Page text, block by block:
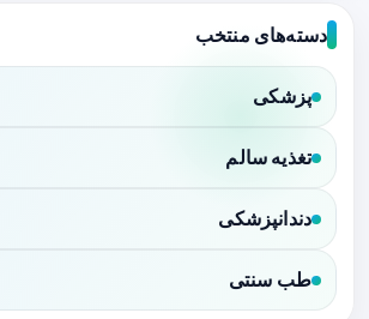
دسته‌های منتخب
پزشکی
تغذیه سالم
دندانپزشکی
طب سنتی